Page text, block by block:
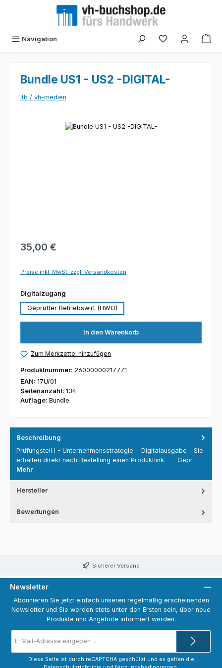
Zum Hauptinhalt springen
Navigation
Bundle US1 - US2 -DIGITAL-
itb / vh-medien
Bildergalerie überspringen
35,00 €
Preise inkl. MwSt. zzgl. Versandkosten
Digitalzugang
Geprüfter Betriebswirt (HWO)
In den Warenkorb
Zum Merkzettel hinzufügen
Produktnummer: 2600000021777.1
EAN: 17U/01
Seitenanzahl: 134
Auflage: Bundle
Beschreibung
Prüfungsteil I - Unternehmensstrategie Digitalausgabe - Sie
erhalten direkt nach Bestellung einen Produktlink. Gepr…
Mehr
Hersteller
Bewertungen
Sicherer Versand
Newsletter
Abonnieren Sie jetzt einfach unseren regelmäßig erscheinenden
Newsletter und Sie werden stets unter den Ersten sein, über neue
Produkte und Angebote informiert werden.
Mail-
Diese Seite ist durch reCAPTCHA geschützt und es gelten die